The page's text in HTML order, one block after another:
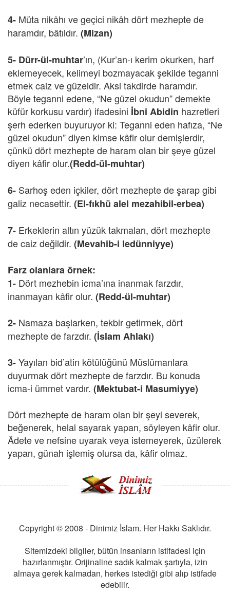
4- Müta nikâhı ve geçici nikâh dört mezhepte de
haramdır, bâtıldır. (Mizan)
5- Dürr-ül-muhtar’ın, (Kur’an-ı kerim okurken, harf
eklemeyecek, kelimeyi bozmayacak şekilde teganni
etmek caiz ve güzeldir. Aksi takdirde haramdır.
Böyle teganni edene, “Ne güzel okudun” demekte
küfür korkusu vardır) ifadesini İbni Abidin hazretleri
şerh ederken buyuruyor ki: Teganni eden hafıza, “Ne
güzel okudun” diyen kimse kâfir olur demişlerdir,
çünkü dört mezhepte de haram olan bir şeye güzel
diyen kâfir olur.(Redd-ül-muhtar)
6- Sarhoş eden içkiler, dört mezhepte de şarap gibi
galiz necasettir. (El-fıkhü alel mezahibil-erbea)
7- Erkeklerin altın yüzük takmaları, dört mezhepte
de caiz değildir. (Mevahib-i ledünniyye)
Farz olanlara örnek:
1- Dört mezhebin icma’ına inanmak farzdır,
inanmayan kâfir olur. (Redd-ül-muhtar)
2- Namaza başlarken, tekbir getirmek, dört
mezhepte de farzdır. (İslam Ahlakı)
3-Yayılan bid’atin kötülüğünü Müslümanlara
duyurmak dört mezhepte de farzdır. Bu konuda
icma-i ümmet vardır. (Mektubat-i Masumiyye)
Dört mezhepte de haram olan bir şeyi severek,
beğenerek, helal sayarak yapan, söyleyen kâfir olur.
Âdete ve nefsine uyarak veya istemeyerek, üzülerek
yapan, günah işlemiş olursa da, kâfir olmaz.
Copyright © 2008 - Dinimiz İslam. Her Hakkı Saklıdır.
Sitemizdeki bilgiler, bütün insanların istifadesi için
hazırlanmıştır. Orijinaline sadık kalmak şartıyla, izin
almaya gerek kalmadan, herkes istediği gibi alıp istifade
edebilir.